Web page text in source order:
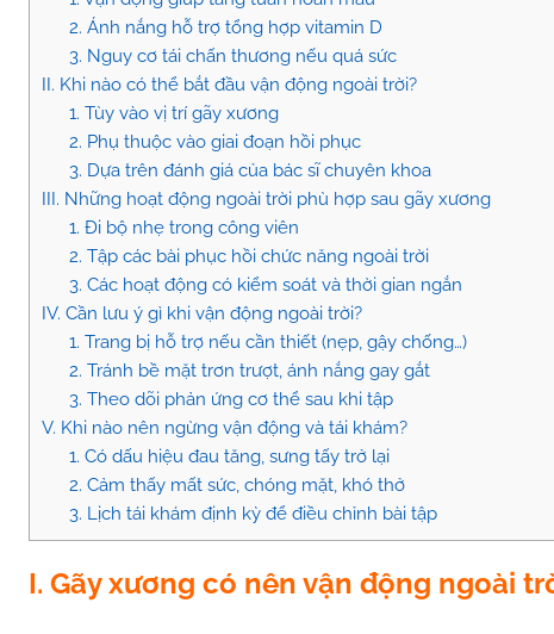
2. Ánh nắng hỗ trợ tổng hợp vitamin D
3. Nguy cơ tái chấn thương nếu quá sức
II. Khi nào có thể bắt đầu vận động ngoài trời?
1. Tùy vào vị trí gãy xương
2. Phụ thuộc vào giai đoạn hồi phục
3. Dựa trên đánh giá của bác sĩ chuyên khoa
III. Những hoạt động ngoài trời phù hợp sau gãy xương
1. Đi bộ nhẹ trong công viên
2. Tập các bài phục hồi chức năng ngoài trời
3. Các hoạt động có kiểm soát và thời gian ngắn
IV. Cần lưu ý gì khi vận động ngoài trời?
1. Trang bị hỗ trợ nếu cần thiết (nẹp, gậy chống…)
2. Tránh bề mặt trơn trượt, ánh nắng gay gắt
3. Theo dõi phản ứng cơ thể sau khi tập
V. Khi nào nên ngừng vận động và tái khám?
1. Có dấu hiệu đau tăng, sưng tấy trở lại
2. Cảm thấy mất sức, chóng mặt, khó thở
3. Lịch tái khám định kỳ để điều chỉnh bài tập
I. Gãy xương có nên vận động ngoài